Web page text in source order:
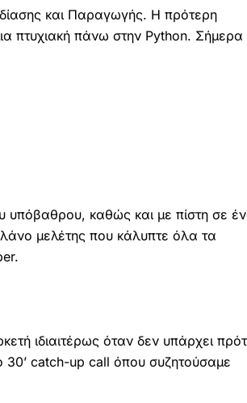
και Παραγωγής. Η πρότερη
πτυχιακή πάνω στην Python. Σήμερα
υπόβαθρου, καθώς και με πίστη σε
μελέτης που κάλυπτε όλα τα
ιδιαιτέρως όταν δεν υπάρχει
30’ catch-up call όπου συζητούσαμε